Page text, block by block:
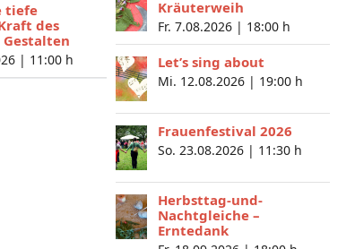
tiefe
des
| 11:00 h
Kräuterweih
Fr. 7.08.2026 | 18:00 h
Let’s sing about
Mi. 12.08.2026 | 19:00 h
Frauenfestival 2026
So. 23.08.2026 | 11:30 h
Herbsttag-und-
Nachtgleiche –
Erntedank